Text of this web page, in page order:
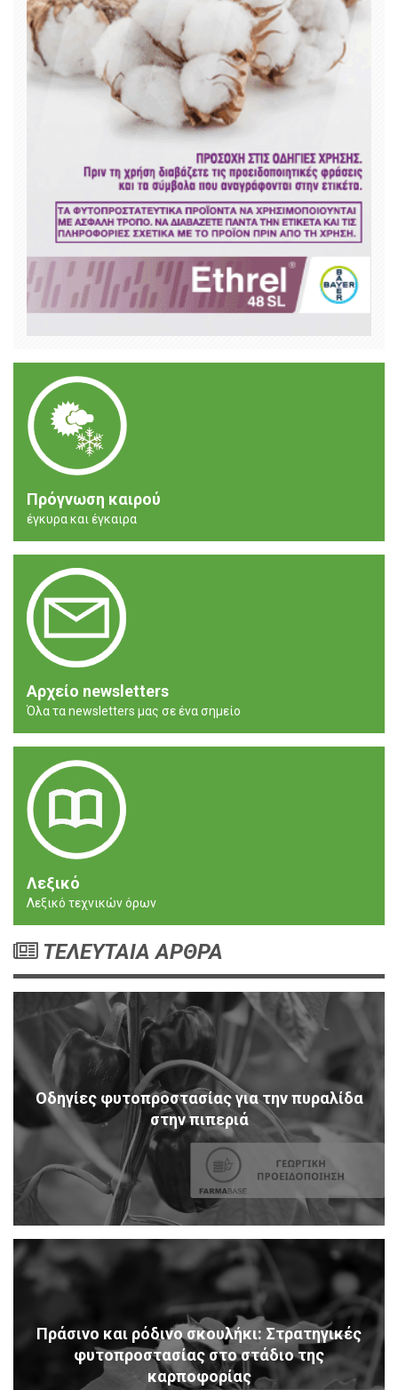
Πρόγνωση καιρού
έγκυρα και έγκαιρα
Αρχείο newsletters
Όλα τα newsletters μας σε ένα σημείο
Λεξικό
Λεξικό τεχνικών όρων
ΤΕΛΕΥΤΑΙΑ ΑΡΘΡΑ
Οδηγίες φυτοπροστασίας για την πυραλίδα
στην πιπεριά
Πράσινο και ρόδινο σκουλήκι: Στρατηγικές
φυτοπροστασίας στο στάδιο της
καρποφορίας